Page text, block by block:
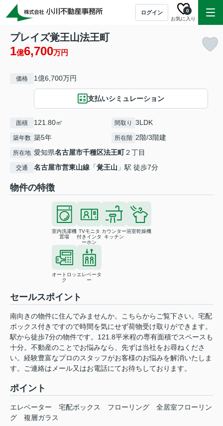
ログイン
お気に入り
0
プレイズ覚王山法王町
1億6,700万円
価格 1億6,700万円
支払いシミュレーション
面積 121.80㎡ 間取り 3LDK
築年数 築5年 所在階 2階/3階建
所在地 愛知県名古屋市千種区法王町２丁目
交通 名古屋市営東山線 「覚王山 」駅 徒歩7分
物件の特徴
室内洗濯機
置場
TVモニタ
付きインタ
ーホン
カウンター
キッチン
浴室乾燥機
オートロッ
ク
エレベータ
ー
セールスポイント
南向きの物件に住んでみませんか。こちらからご覧下さい。宅配
ボックス付きですので時間を気にせず荷物受け取りができます。
駅から徒歩7分の物件です。121.8平米程の専有面積でスペースも
十分。不動産のことでお悩みなら、先ずは当社をお尋ねくださ
い。経験豊富なプロのスタッフがお客様のお悩みを解消いたしま
す。ご連絡はメール又はお電話にてお待ちしております。
ポイント
エレベーター 宅配ボックス フローリング
全居室フローリン
グ
複層ガラス